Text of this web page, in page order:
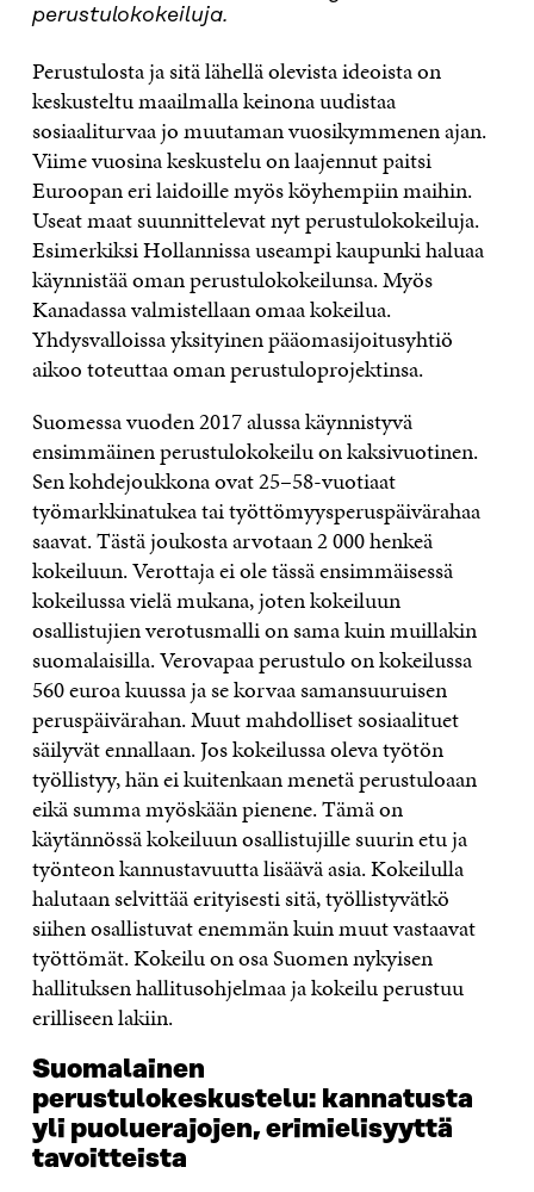
perustulokokeiluja.
Perustulosta ja sitä lähellä olevista ideoista on
keskusteltu maailmalla keinona uudistaa
sosiaaliturvaa jo muutaman vuosikymmenen ajan.
Viime vuosina keskustelu on laajennut paitsi
Euroopan eri laidoille myös köyhempiin maihin.
Useat maat suunnittelevat nyt perustulokokeiluja.
Esimerkiksi Hollannissa useampi kaupunki haluaa
käynnistää oman perustulokokeilunsa. Myös
Kanadassa valmistellaan omaa kokeilua.
Yhdysvalloissa yksityinen pääomasijoitusyhtiö
aikoo toteuttaa oman perustuloprojektinsa.
Suomessa vuoden 2017 alussa käynnistyvä
ensimmäinen perustulokokeilu on kaksivuotinen.
Sen kohdejoukkona ovat 25–58-vuotiaat
työmarkkinatukea tai työttömyysperuspäivärahaa
saavat. Tästä joukosta arvotaan 2 000 henkeä
kokeiluun. Verottaja ei ole tässä ensimmäisessä
kokeilussa vielä mukana, joten kokeiluun
osallistujien verotusmalli on sama kuin muillakin
suomalaisilla. Verovapaa perustulo on kokeilussa
560 euroa kuussa ja se korvaa samansuuruisen
peruspäivärahan. Muut mahdolliset sosiaalituet
säilyvät ennallaan. Jos kokeilussa oleva työtön
työllistyy, hän ei kuitenkaan menetä perustuloaan
eikä summa myöskään pienene. Tämä on
käytännössä kokeiluun osallistujille suurin etu ja
työnteon kannustavuutta lisäävä asia. Kokeilulla
halutaan selvittää erityisesti sitä, työllistyvätkö
siihen osallistuvat enemmän kuin muut vastaavat
työttömät. Kokeilu on osa Suomen nykyisen
hallituksen hallitusohjelmaa ja kokeilu perustuu
erilliseen lakiin.
Suomalainen
perustulokeskustelu: kannatusta
yli puoluerajojen, erimielisyyttä
tavoitteista